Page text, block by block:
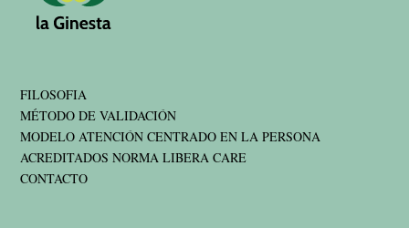
FILOSOFIA
MÉTODO DE VALIDACIÓN
MODELO ATENCIÓN CENTRADO EN LA PERSONA
ACREDITADOS NORMA LIBERA CARE
CONTACTO